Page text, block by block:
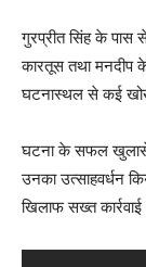
गुरप्रीत सिंह के
कारतूस तथा मनदीप
घटनास्थल से कई
घटना के सफल खुलासे
उनका उत्साहवर्धन
खिलाफ सख्त